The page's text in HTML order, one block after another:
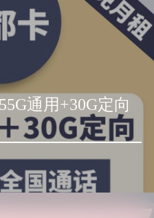
通用+30G定向